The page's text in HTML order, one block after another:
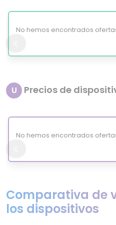
No hemos encontrados
U Precios de
No hemos encontrados
Comparativa de
los dispositivos